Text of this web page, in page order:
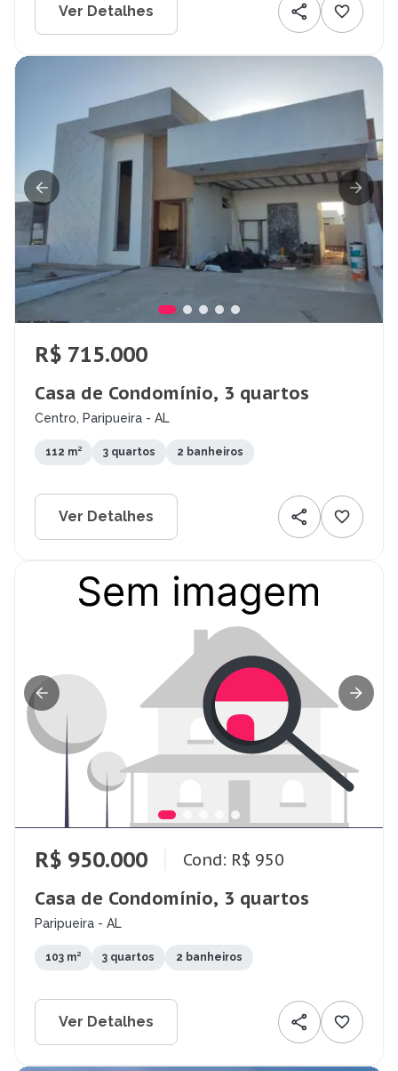
Ver Detalhes
R$ 715.000
Casa de Condomínio, 3 quartos
Centro, Paripueira - AL
112 m² 3 quartos 2 banheiros
Ver Detalhes
R$ 950.000 Cond: R$ 950
Casa de Condomínio, 3 quartos
Paripueira - AL
103 m² 3 quartos 2 banheiros
Ver Detalhes